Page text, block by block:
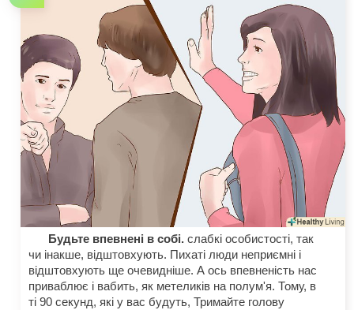
Будьте впевнені в собі. слабкі особистості, так
чи інакше, відштовхують. Пихаті люди неприємні і
відштовхують ще очевидніше. А ось впевненість нас
приваблює і вабить, як метеликів на полум'я. Тому, в
ті 90 секунд, які у вас будуть, Тримайте голову